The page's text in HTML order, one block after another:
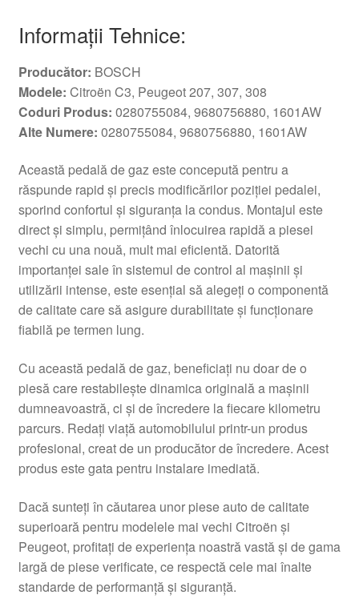
Informații Tehnice:
Producător: BOSCH
Modele: Citroën C3, Peugeot 207, 307, 308
Coduri Produs: 0280755084, 9680756880, 1601AW
Alte Numere: 0280755084, 9680756880, 1601AW
Această pedală de gaz este concepută pentru a
răspunde rapid și precis modificărilor poziției pedalei,
sporind confortul și siguranța la condus. Montajul este
direct și simplu, permițând înlocuirea rapidă a piesei
vechi cu una nouă, mult mai eficientă. Datorită
importanței sale în sistemul de control al mașinii și
utilizării intense, este esențial să alegeți o componentă
de calitate care să asigure durabilitate și funcționare
fiabilă pe termen lung.
Cu această pedală de gaz, beneficiați nu doar de o
piesă care restabilește dinamica originală a mașinii
dumneavoastră, ci și de încredere la fiecare kilometru
parcurs. Redați viață automobilului printr-un produs
profesional, creat de un producător de încredere. Acest
produs este gata pentru instalare imediată.
Dacă sunteți în căutarea unor piese auto de calitate
superioară pentru modelele mai vechi Citroën și
Peugeot, profitați de experiența noastră vastă și de gama
largă de piese verificate, ce respectă cele mai înalte
standarde de performanță și siguranță.